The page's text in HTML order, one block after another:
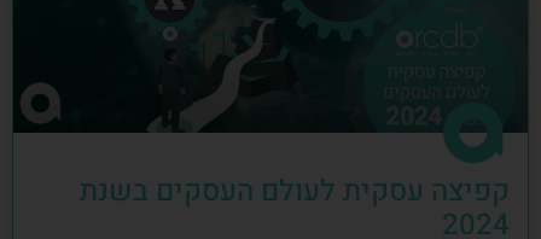
קפיצה עסקית לעולם העסקים בשנת
2024